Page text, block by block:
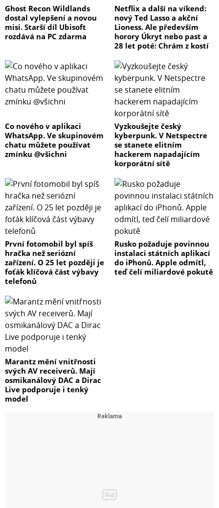
Ghost Recon Wildlands
dostal vylepšení a novou
misi. Starší díl Ubisoft
rozdává na PC zdarma
Netflix a další na víkend:
nový Ted Lasso a akční
Lioness. Ale především
horory Úkryt nebo past a
28 let poté: Chrám z kostí
Co nového v aplikaci
WhatsApp. Ve skupinovém
chatu můžete používat
zmínku @všichni
Vyzkoušejte český
kyberpunk. V Netspectre
se stanete elitním
hackerem napadajícím
korporátní sítě
První fotomobil byl spíš
hračka než seriózní
zařízení. O 25 let později je
foťák klíčová část výbavy
telefonů
Rusko požaduje povinnou
instalaci státních aplikací
do iPhonů. Apple odmítl,
teď čelí miliardové pokutě
Marantz mění vnitřnosti
svých AV receiverů. Mají
osmikanálový DAC a Dirac
Live podporuje i tenký
model